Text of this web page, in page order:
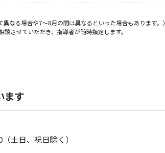
なる場合や7～8月の間は異なるといった場合もあります。）
させていただき、指導者が随時指定します。
ます
土日、祝日除く）